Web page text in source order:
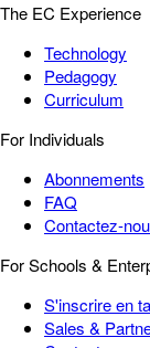
The EC Experience
Technology
Pedagogy
Curriculum
For Individuals
Abonnements
FAQ
Contactez-
For Schools &
S'inscrire en
Sales &